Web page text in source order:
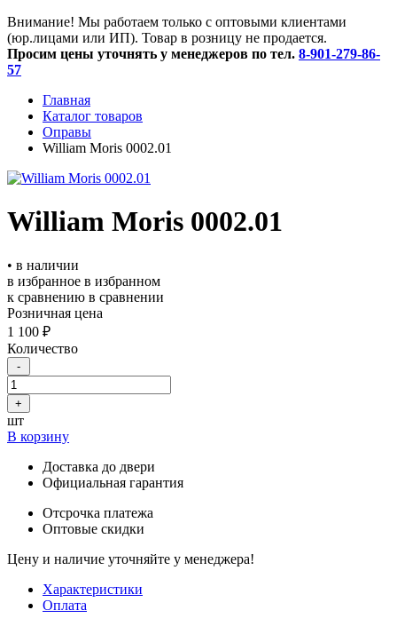
Внимание! Мы работаем только с оптовыми клиентами
(юр.лицами или ИП). Товар в розницу не продается.
Просим цены уточнять у менеджеров по тел. 8-901-279-86-
57
Главная
Каталог товаров
Оправы
William Moris 0002.01
William Moris 0002.01
• в наличии
в избранное в избранном
к сравнению в сравнении
Розничная цена
1 100 ₽
Количество
-
+
шт
В корзину
Доставка до двери
Официальная гарантия
Отсрочка платежа
Оптовые скидки
Цену и наличие уточняйте у менеджера!
Характеристики
Оплата